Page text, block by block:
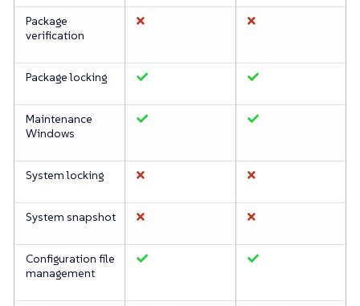
Package
verification
Package locking
Maintenance
Windows
System locking
System snapshot
Configuration file
management